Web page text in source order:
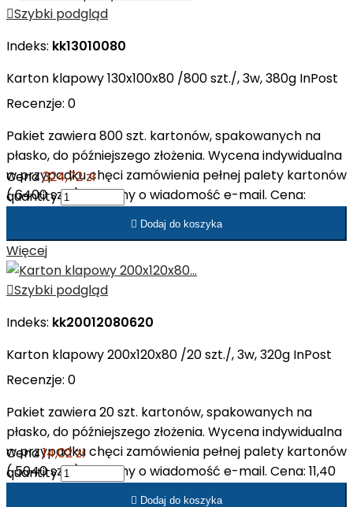
Szybki podgląd
Indeks: kk13010080
Karton klapowy 130x100x80 /800 szt./, 3w, 380g InPost
Recenzje: 0
Pakiet zawiera 800 szt. kartonów, spakowanych na
płasko, do późniejszego złożenia. Wycena indywidualna
w przypadku chęci zamówienia pełnej palety kartonów
( 6400 szt. ). Prosimy o wiadomość e-mail. Cena:
Cena324,72 zł
quantity
 Dodaj do koszyka
Więcej
Szybki podgląd
Indeks: kk20012080620
Karton klapowy 200x120x80 /20 szt./, 3w, 320g InPost
Recenzje: 0
Pakiet zawiera 20 szt. kartonów, spakowanych na
płasko, do późniejszego złożenia. Wycena indywidualna
w przypadku chęci zamówienia pełnej palety kartonów
( 5040 szt. ). Prosimy o wiadomość e-mail. Cena: 11,40
Cena14,02 zł
quantity
 Dodaj do koszyka